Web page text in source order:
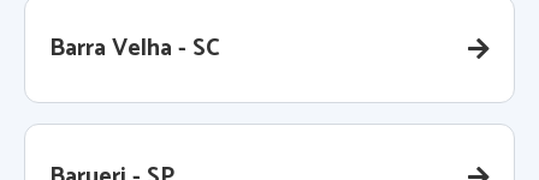
Barra Velha - SC